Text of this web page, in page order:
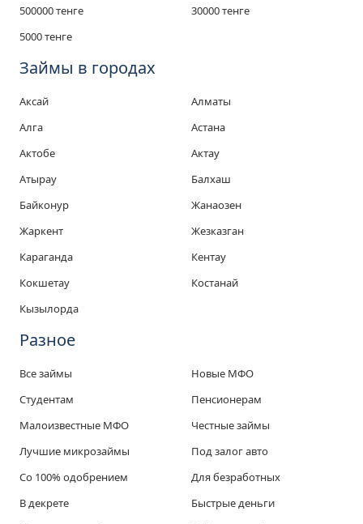
500000 тенге
30000 тенге
5000 тенге
Займы в городах
Аксай
Алматы
Алга
Астана
Актобе
Актау
Атырау
Балхаш
Байконур
Жанаозен
Жаркент
Жезказган
Караганда
Кентау
Кокшетау
Костанай
Кызылорда
Разное
Все займы
Новые МФО
Студентам
Пенсионерам
Малоизвестные МФО
Честные займы
Лучшие микрозаймы
Под залог авто
Со 100% одобрением
Для безработных
В декрете
Быстрые деньги